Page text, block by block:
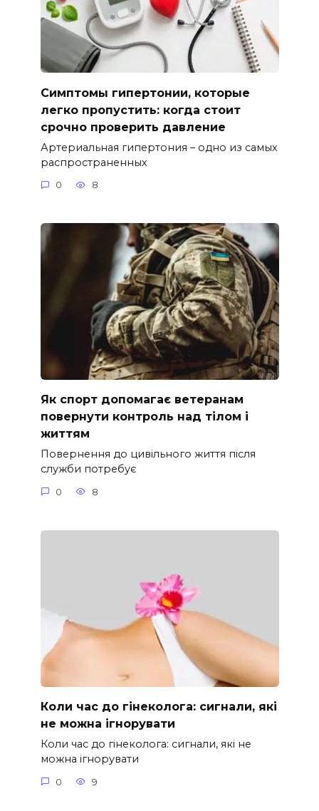
Симптомы гипертонии, которые
легко пропустить: когда стоит
срочно проверить давление
Артериальная гипертония – одно из самых
распространенных
0 8
Як спорт допомагає ветеранам
повернути контроль над тілом і
життям
Повернення до цивільного життя після
служби потребує
0 8
Коли час до гінеколога: сигнали, які
не можна ігнорувати
Коли час до гінеколога: сигнали, які не
можна ігнорувати
0 9